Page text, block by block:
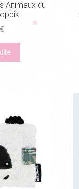
Animaux du
€